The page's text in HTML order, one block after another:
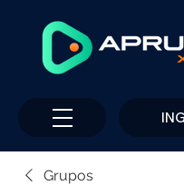
Grupos